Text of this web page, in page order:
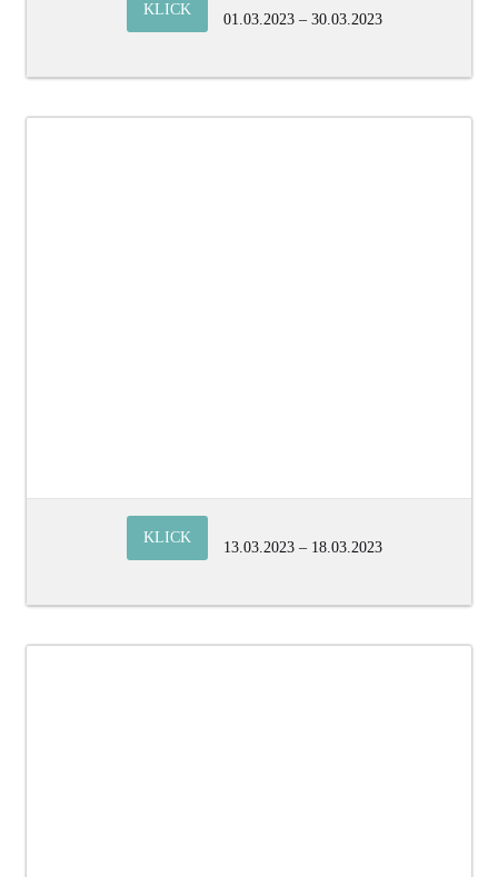
KLICK
01.03.2023 – 30.03.2023
KLICK
13.03.2023 – 18.03.2023